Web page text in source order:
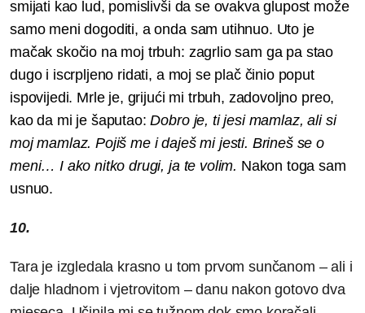
smijati kao lud, pomislivši da se ovakva glupost može
samo meni dogoditi, a onda sam utihnuo. Uto je
mačak skočio na moj trbuh: zagrlio sam ga pa stao
dugo i iscrpljeno ridati, a moj se plač činio poput
ispovijedi. Mrle je, grijući mi trbuh, zadovoljno preo,
kao da mi je šaputao:Dobro je, ti jesi mamlaz, ali si
moj mamlaz. Pojiš me i daješ mi jesti. Brineš se o
meni… I ako nitko drugi, ja te volim. Nakon toga sam
usnuo.
10.
Tara je izgledala krasno u tom prvom sunčanom – ali i
dalje hladnom i vjetrovitom – danu nakon gotovo dva